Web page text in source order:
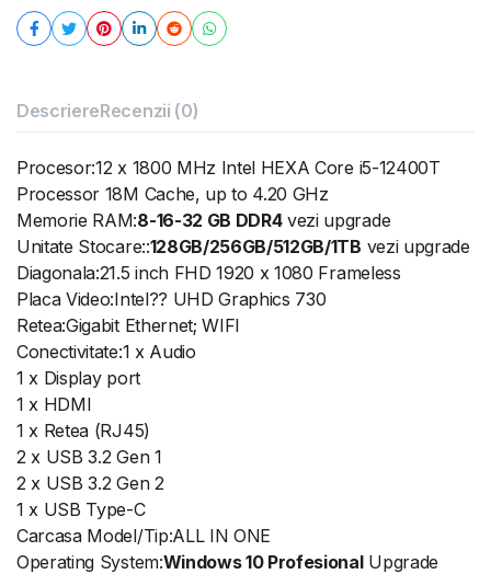
DescriereRecenzii (0)
Procesor:12 x 1800 MHz Intel HEXA Core i5-12400T
Processor 18M Cache, up to 4.20 GHz
Memorie RAM:8-16-32 GB DDR4vezi upgrade
Unitate Stocare::128GB/256GB/512GB/1TB vezi upgrade
Diagonala:21.5 inch FHD 1920 x 1080 Frameless
Placa Video:Intel?? UHD Graphics 730
Retea:Gigabit Ethernet; WIFI
Conectivitate:1 x Audio
1 x Display port
1 x HDMI
1 x Retea (RJ45)
2 x USB 3.2 Gen 1
2 x USB 3.2 Gen 2
1 x USB Type-C
Carcasa Model/Tip:ALL IN ONE
Operating System:Windows 10 ProfesionalUpgrade